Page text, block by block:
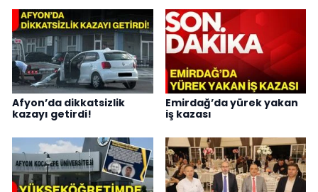
Afyon’da dikkatsizlik
kazayı getirdi!
Emirdağ’da yürek yakan
iş kazası